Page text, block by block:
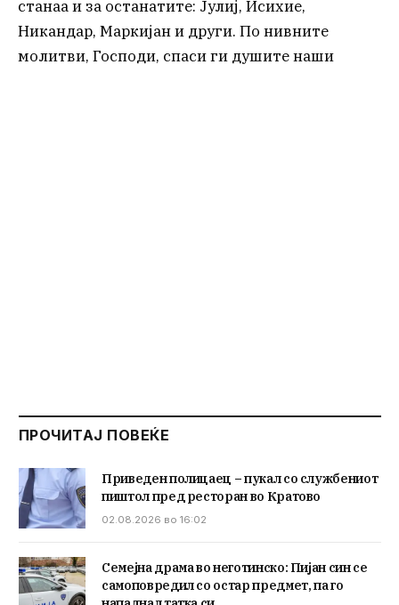
станаа и за останатите: Јулиј, Исихие,
Никандар, Маркијан и други. По нивните
молитви, Господи, спаси ги душите наши
ПРОЧИТАЈ ПОВЕЌЕ
Приведен полицаец – пукал со службениот
пиштол пред ресторан во Кратово
02.08.2026 во 16:02
Семејна драма во неготинско: Пијан син се
самоповредил со остар предмет, па го